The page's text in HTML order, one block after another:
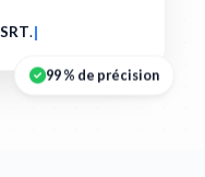
.
99 % de précision